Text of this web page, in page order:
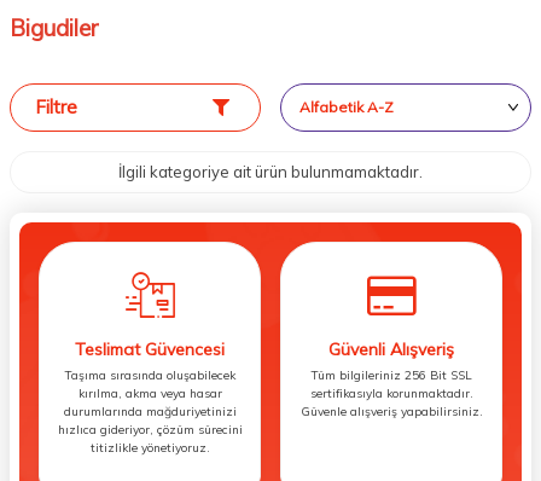
Bigudiler
Filtre
İlgili kategoriye ait ürün bulunmamaktadır.
Teslimat Güvencesi
Taşıma sırasında oluşabilecek
kırılma, akma veya hasar
durumlarında mağduriyetinizi
hızlıca gideriyor, çözüm sürecini
titizlikle yönetiyoruz.
Güvenli Alışveriş
Tüm bilgileriniz 256 Bit SSL
sertifikasıyla korunmaktadır.
Güvenle alışveriş yapabilirsiniz.